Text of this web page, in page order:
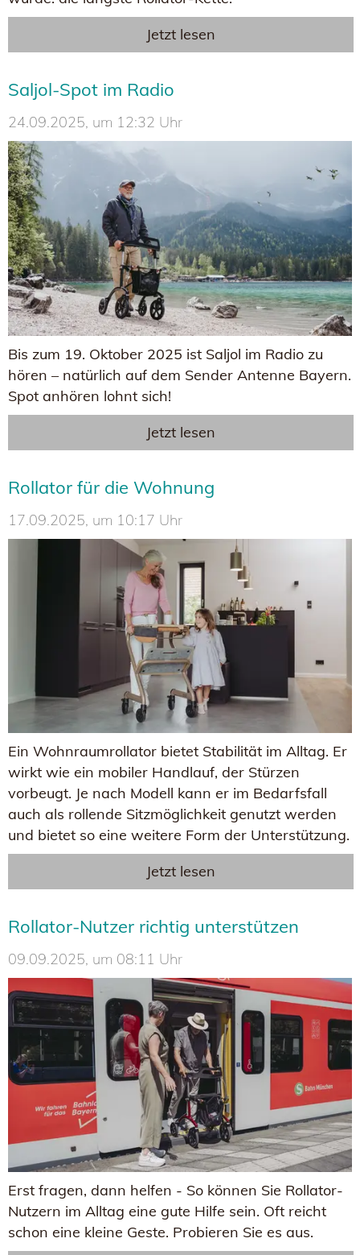
Jetzt lesen
Saljol-Spot im Radio
24.09.2025, um 12:32 Uhr
Bis zum 19. Oktober 2025 ist Saljol im Radio zu
hören – natürlich auf dem Sender Antenne Bayern.
Spot anhören lohnt sich!
Jetzt lesen
Rollator für die Wohnung
17.09.2025, um 10:17 Uhr
Ein Wohnraumrollator bietet Stabilität im Alltag. Er
wirkt wie ein mobiler Handlauf, der Stürzen
vorbeugt. Je nach Modell kann er im Bedarfsfall
auch als rollende Sitzmöglichkeit genutzt werden
und bietet so eine weitere Form der Unterstützung.
Jetzt lesen
Rollator-Nutzer richtig unterstützen
09.09.2025, um 08:11 Uhr
Erst fragen, dann helfen - So können Sie Rollator-
Nutzern im Alltag eine gute Hilfe sein. Oft reicht
schon eine kleine Geste. Probieren Sie es aus.